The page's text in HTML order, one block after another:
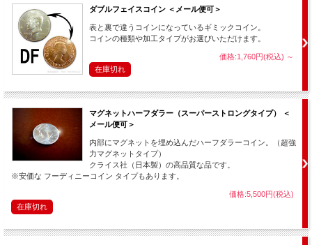
ダブルフェイスコイン ＜メール便可＞
表と裏で違うコインになっているギミックコイン。
コインの種類や加工タイプがお選びいただけます。
価格:1,760円(税込) ～
在庫切れ
マグネットハーフダラー（スーパーストロングタイプ） ＜
メール便可＞
内部にマグネットを埋め込んだハーフダラーコイン。（超強
力マグネットタイプ）
クライス社（日本製）の高品質な品です。
※安価な フーディニーコイン タイプもあります。
価格:5,500円(税込)
在庫切れ